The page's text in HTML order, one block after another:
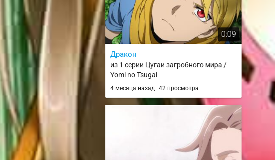
0:09
Дракон
из 1 серии Цугаи загробного мира /
Yomi no Tsugai
4 месяца назад 42 просмотра